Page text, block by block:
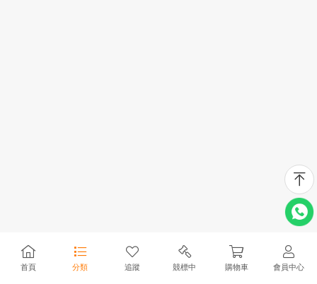
首頁 分類 追蹤 競標中 購物車 會員中心